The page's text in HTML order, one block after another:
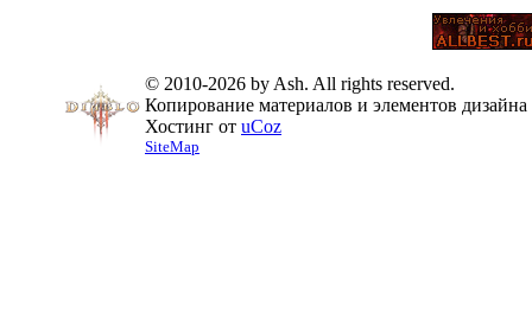
© 2010-2026 by Ash. All rights reserved.
Копирование материалов и элементов
Хостинг от uCoz
SiteMap